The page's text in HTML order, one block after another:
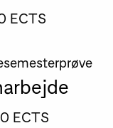
ECTS
ECTS